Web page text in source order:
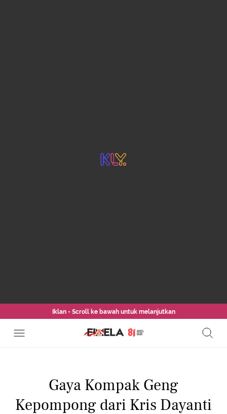
Iklan - Scroll ke bawah untuk melanjutkan
Gaya Kompak Geng
Kepompong dari Kris Dayanti